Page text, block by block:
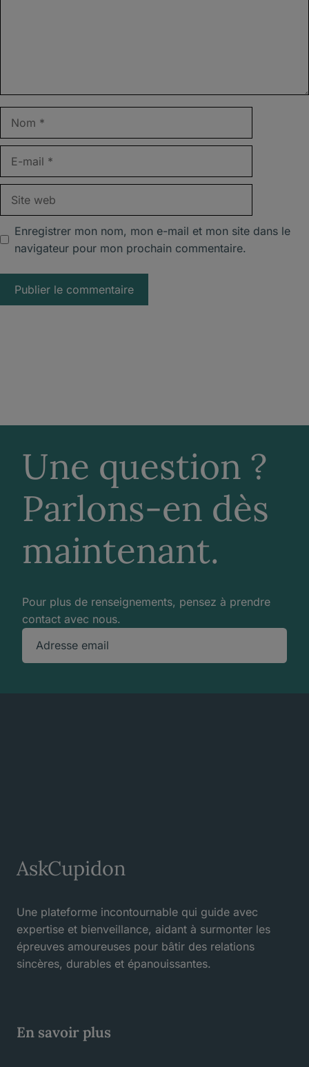
mail
web
Enregistrer mon nom, mon e-mail et mon site dans le
navigateur pour mon prochain commentaire.
Une question ?
Parlons-en dès
maintenant.
Pour plus de renseignements, pensez à prendre
contact avec nous.
Adresse email
AskCupidon
Une plateforme incontournable qui guide avec
expertise et bienveillance, aidant à surmonter les
épreuves amoureuses pour bâtir des relations
sincères, durables et épanouissantes.
En savoir plus